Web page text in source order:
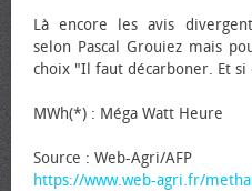
Là encore les avis
selon Pascal Grouiez mais
choix "Il faut décarboner. Et si
MWh(*) : Méga Watt Heure
Source : Web-Agri/AFP
https://www.web-agri.fr/